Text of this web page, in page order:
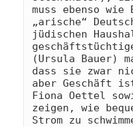
muss ebenso
„arische“
jüdischen
(Ursula Bauer)
dass sie zwar
aber Geschäft
Fiona Oettel
zeigen, wie
Strom zu